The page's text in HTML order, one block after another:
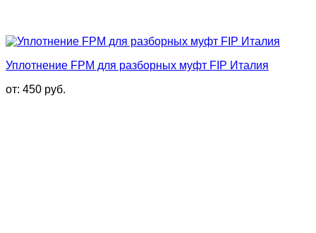
Уплотнение FPM для разборных муфт FIP Италия
от: 450 руб.